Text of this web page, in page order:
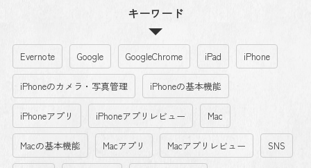
キーワード
Evernote Google GoogleChrome iPad iPhone
iPhoneのカメラ・写真管理 iPhoneの基本機能
iPhoneアプリ iPhoneアプリレビュー Mac
Macの基本機能 Macアプリ Macアプリレビュー SNS